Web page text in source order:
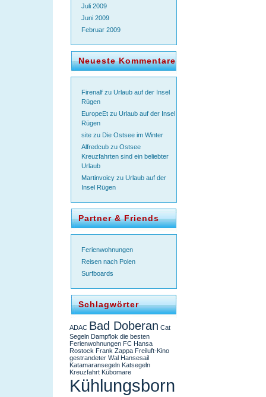
Juli 2009
Juni 2009
Februar 2009
Neueste Kommentare
Firenalf zu Urlaub auf der Insel
Rügen
EuropeEt zu Urlaub auf der Insel
Rügen
site zu Die Ostsee im Winter
Alfredcub zu Ostsee
Kreuzfahrten sind ein beliebter
Urlaub
Martinvoicy zu Urlaub auf der
Insel Rügen
Partner & Friends
Ferienwohnungen
Reisen nach Polen
Surfboards
Schlagwörter
ADAC Bad Doberan Cat
Segeln Dampflok die besten
Ferienwohnungen FC Hansa
Rostock Frank Zappa Freiluft-Kino
gestrandeter Wal Hansesail
Katamaransegeln Katsegeln
Kreuzfahrt Kübomare
Kühlungsborn